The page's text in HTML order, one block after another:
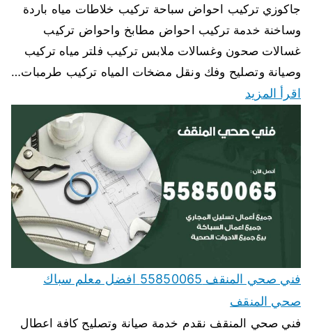
جاكوزي تركيب احواض سباحة تركيب خلاطات مياه باردة
وساخنة خدمة تركيب احواض مطابخ واحواض تركيب
غسالات صحون وغسالات ملابس تركيب فلتر مياه تركيب
وصيانة وتصليح وفك ونقل مضخات المياه تركيب طرمبات…
اقرأ المزيد
فني صحي المنقف 55850065 افضل معلم سباك
صحي المنقف
فني صحي المنقف نقدم خدمة صيانة وتصليح كافة اعطال